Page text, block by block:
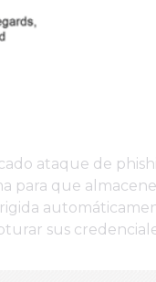
ataque de
para que
sus